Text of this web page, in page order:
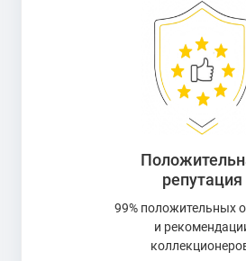
репутация
99% положительных
и